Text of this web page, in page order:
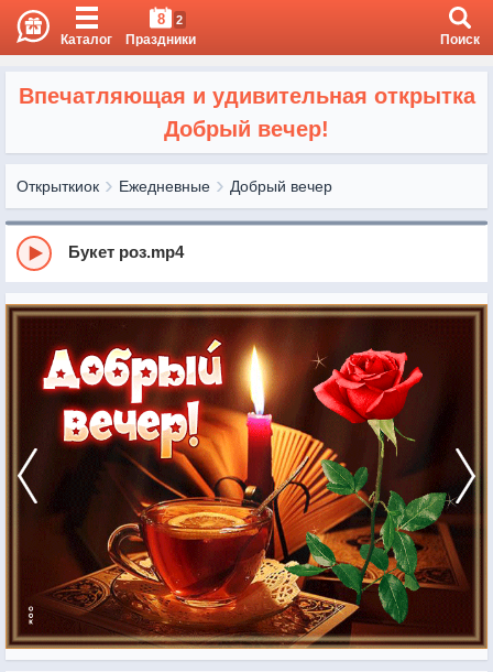
Каталог
8 2
Праздники Поиск
Впечатляющая и удивительная открытка
Добрый вечер!
Открыткиок Ежедневные Добрый вечер
Букет роз.mp4